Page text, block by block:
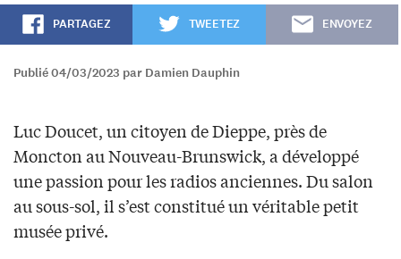
PARTAGEZ TWEETEZ ENVOYEZ
Publié 04/03/2023 par Damien Dauphin
Luc Doucet, un citoyen de Dieppe, près de
Moncton au Nouveau-Brunswick, a développé
une passion pour les radios anciennes. Du salon
au sous-sol, il s’est constitué un véritable petit
musée privé.